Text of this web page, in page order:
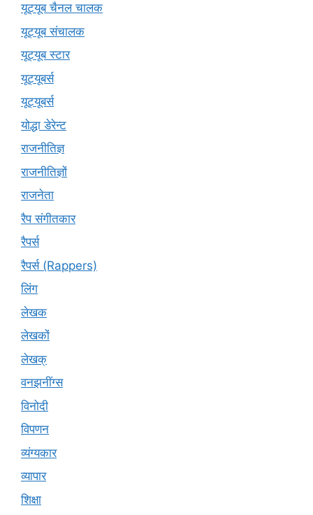
यूट्यूब चैनल चालक
यूट्यूब संचालक
यूट्यूब स्टार
यूट्‍यूबर्स
यूट्यूबर्स
योद्धा डेरेन्ट
राजनीतिज्ञ
राजनीतिज्ञों
राजनेता
रैप संगीतकार
रैपर्स
रैपर्स (Rappers)
लिंग
लेखक
लेखकों
लेखक्
वनझनींग्स
विनोदी
विपणन
व्यंग्यकार
व्यापार
शिक्षा